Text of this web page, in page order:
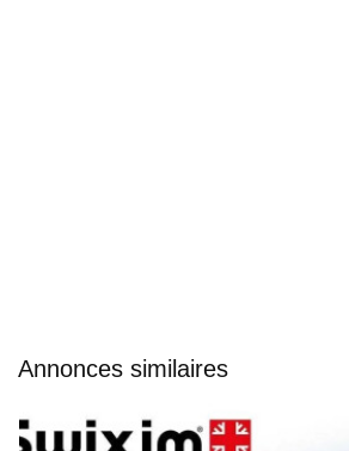
Annonces similaires